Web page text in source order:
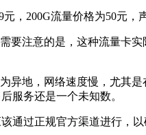
，200G流量价格为50元，
要注意的是，这种流量卡
异地，网络速度慢，尤其
服务还是一个未知数。
通过正规官方渠道进行，以